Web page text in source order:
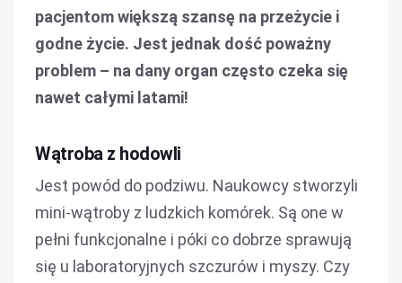
pacjentom większą szansę na przeżycie i
godne życie. Jest jednak dość poważny
problem – na dany organ często czeka się
nawet całymi latami!
Wątroba z hodowli
Jest powód do podziwu. Naukowcy stworzyli
mini-wątroby z ludzkich komórek. Są one w
pełni funkcjonalne i póki co dobrze sprawują
się u laboratoryjnych szczurów i myszy. Czy